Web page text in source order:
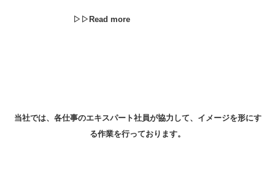
▷▷Read more
当社では、各仕事のエキスパート社員が協力して、 イメージを形にす
る作業を行っております。